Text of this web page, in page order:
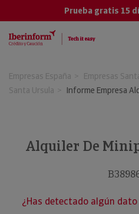
Prueba gratis 15
Empresas España Empresas
Santa Ursula
Informe Empresa
Alquiler De
¿Has detectado algún